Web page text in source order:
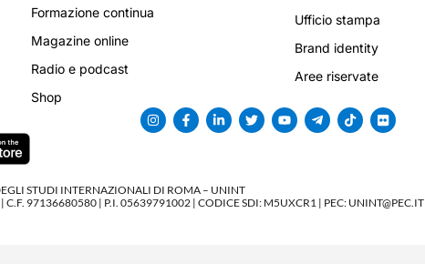
Formazione continua
Magazine online
Radio e podcast
Shop
Ufficio stampa
Brand identity
Aree riservate
STUDI INTERNAZIONALI DI ROMA – UNINT
97136680580 | P.I. 05639791002 | CODICE SDI: M5UXCR1 | PEC: UNINT@PEC.IT